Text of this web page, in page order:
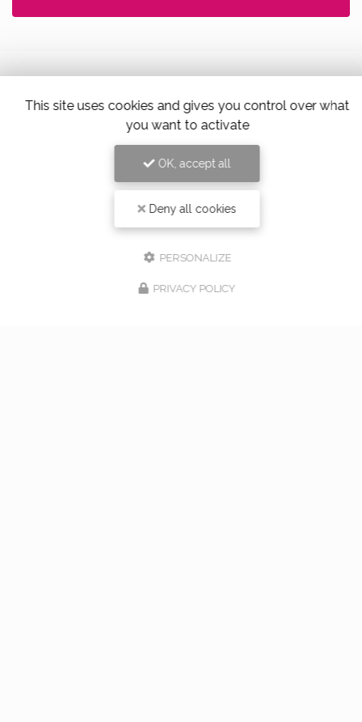
Alloin Fleurs, Vaugneray
17 Place du Marché, 69670 Vaugneray
Tel. 04 78 45 85 02
This site uses cookies and gives you control over what
you want to activate
OK, accept all
Deny all cookies
PERSONALIZE
PRIVACY POLICY